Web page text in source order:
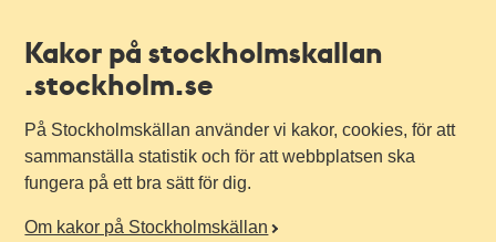
Kakor på stockholmskallan
.stockholm.se
På Stockholmskällan använder vi kakor, cookies, för att
sammanställa statistik och för att webbplatsen ska
fungera på ett bra sätt för dig.
Om kakor på Stockholmskällan